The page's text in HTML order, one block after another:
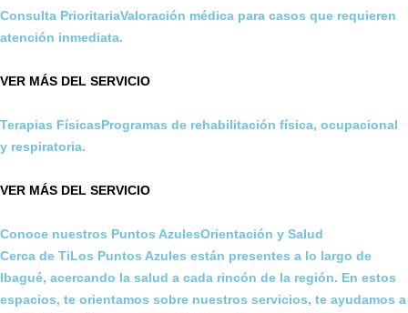
Consulta PrioritariaValoración médica para casos que requieren
atención inmediata.
VER MÁS DEL SERVICIO
Terapias FísicasProgramas de rehabilitación física, ocupacional
y respiratoria.
VER MÁS DEL SERVICIO
Conoce nuestros Puntos AzulesOrientación y Salud
Cerca de TiLos Puntos Azules están presentes a lo largo de
Ibagué, acercando la salud a cada rincón de la región. En estos
espacios, te orientamos sobre nuestros servicios, te ayudamos a